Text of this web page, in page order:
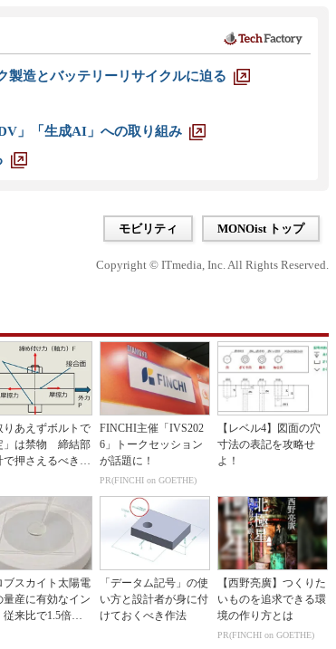
製造とバッテリーリサイクルに迫る
」「生成AI」への取り組み
モビリティ MONOist トップ
Copyright © ITmedia, Inc. All Rights Reserved.
りあえずボルトで
」は禁物 締結部
で押さえるべき基
FINCHI主催「IVS202
6」トークセッション
が話題に！
PR(FINCHI on GOETHE)
【レベル4】図面の穴
寸法の表記を攻略せ
よ！
ブスカイト太陽電
量産に有効なイン
従来比で1.5倍の
「データム記号」の使
い方と設計者が身に付
けておくべき作法
【西野亮廣】つくりた
いものを追求できる環
境の作り方とは
PR(FINCHI on GOETHE)